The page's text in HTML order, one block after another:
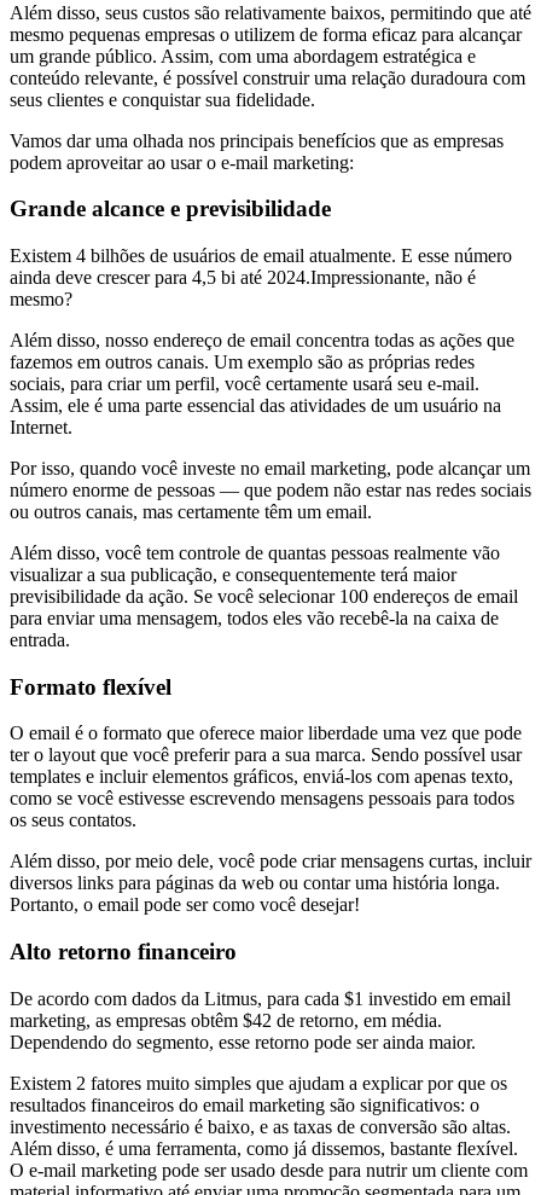
Além disso, seus custos são relativamente baixos, permitindo que até
mesmo pequenas empresas o utilizem de forma eficaz para alcançar
um grande público. Assim, com uma abordagem estratégica e
conteúdo relevante, é possível construir uma relação duradoura com
seus clientes e conquistar sua fidelidade.
Vamos dar uma olhada nos principais benefícios que as empresas
podem aproveitar ao usar o e-mail marketing:
Grande alcance e previsibilidade
Existem 4 bilhões de usuários de email atualmente. E esse número
ainda deve crescer para 4,5 bi até 2024.Impressionante, não é
mesmo?
Além disso, nosso endereço de email concentra todas as ações que
fazemos em outros canais. Um exemplo são as próprias redes
sociais, para criar um perfil, você certamente usará seu e-mail.
Assim, ele é uma parte essencial das atividades de um usuário na
Internet.
Por isso, quando você investe no email marketing, pode alcançar um
número enorme de pessoas — que podem não estar nas redes sociais
ou outros canais, mas certamente têm um email.
Além disso, você tem controle de quantas pessoas realmente vão
visualizar a sua publicação, e consequentemente terá maior
previsibilidade da ação. Se você selecionar 100 endereços de email
para enviar uma mensagem, todos eles vão recebê-la na caixa de
entrada.
Formato flexível
O email é o formato que oferece maior liberdade uma vez que pode
ter o layout que você preferir para a sua marca. Sendo possível usar
templates e incluir elementos gráficos, enviá-los com apenas texto,
como se você estivesse escrevendo mensagens pessoais para todos
os seus contatos.
Além disso, por meio dele, você pode criar mensagens curtas, incluir
diversos links para páginas da web ou contar uma história longa.
Portanto, o email pode ser como você desejar!
Alto retorno financeiro
De acordo com dados da Litmus, para cada $1 investido em email
marketing, as empresas obtêm $42 de retorno, em média.
Dependendo do segmento, esse retorno pode ser ainda maior.
Existem 2 fatores muito simples que ajudam a explicar por que os
resultados financeiros do email marketing são significativos: o
investimento necessário é baixo, e as taxas de conversão são altas.
Além disso, é uma ferramenta, como já dissemos, bastante flexível.
O e-mail marketing pode ser usado desde para nutrir um cliente com